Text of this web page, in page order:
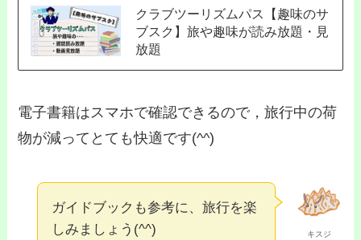
クラブツーリズムパス【趣味のサ
ブスク】旅や趣味が読み放題・見
放題
電子書籍はスマホで確認できるので，旅行中の荷
物が減ってとても快適です(^^)
キスジ
ガイドブックも参考に、旅行を楽
しみましょう(^^)